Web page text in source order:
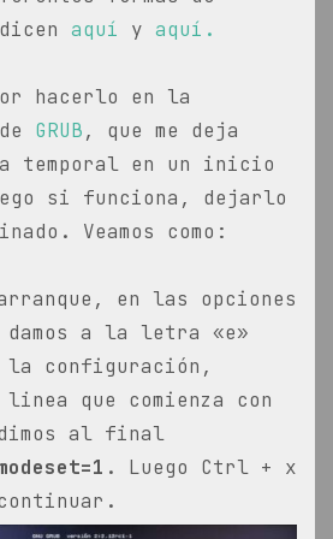
aquí y aquí.
hacerlo en la
GRUB, que me deja
temporal en un inicio
si funciona, dejarlo
Veamos como:
en las opciones
damos a la letra «e»
configuración,
linea que comienza con
al final
. Luego Ctrl + x